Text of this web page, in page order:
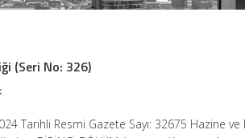
(Seri No: 326)
Tarihli Resmi Gazete Sayı: 32675 Hazine ve